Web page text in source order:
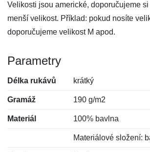
Velikosti jsou americké, doporučujeme
menší velikost. Příklad: pokud nosíte
doporučujeme velikost M apod.
Parametry
Délka rukávů krátký
Gramáž 190 g/m2
Materiál 100% bavlna
Materiálové složení: